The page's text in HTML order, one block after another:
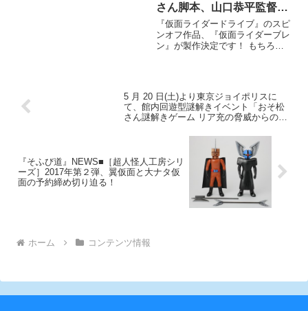
さん脚本、山口恭平監督に
よる『仮面ライダードライ
ブ』のスピンオフ、『仮面
ライダーブレン』がTTFC
『仮面ライダードライブ』のスピ
ンオフ作品、『仮面ライダーブレ
ン』が製作決定です！ もちろん
ライター・三条陸さんが脚本
5 月 20 日(土)より東京ジョイポリスに
て、館内回遊型謎解きイベント「おそ松
さん謎解きゲーム リア充の脅威からの脱
『そふび道』NEWS■［超人怪人工房シリ
ーズ］2017年第２弾、翼仮面と大ナタ仮
面の予約締め切り迫る！
ホーム コンテンツ情報